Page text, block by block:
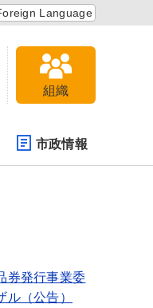
Language
組織
市政情報
券発行事業委
（公告）